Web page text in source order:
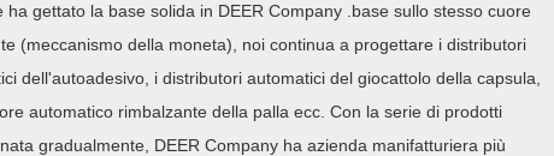
ha gettato la base solida in DEER Company .base sullo stesso cuore
(meccanismo della moneta), noi continua a progettare i distributori
dell'autoadesivo, i distributori automatici del giocattolo della capsula,
automatico rimbalzante della palla ecc. Con la serie di prodotti
gradualmente, DEER Company ha azienda manifatturiera più